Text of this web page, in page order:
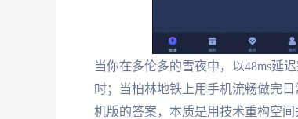
当你在多伦多的雪夜中，以48ms延
时；当柏林地铁上用手机流畅做完
机版的答案，本质是用技术重构空